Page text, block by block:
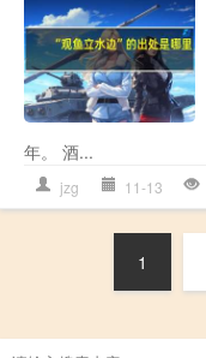
年。 酒...
jzg 11-13
1